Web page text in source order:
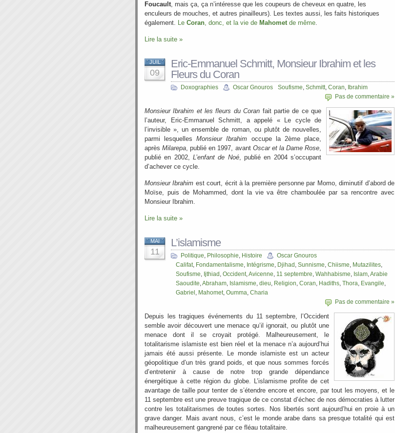
Foucault, mais ça, ça n’intéresse que les coupeurs de cheveux en quatre, les
enculeurs de mouches, et autres pinailleurs). Les textes aussi, les faits historiques
également. Le Coran, donc, et la vie de Mahometde même.
Lire la suite »
JUIL
09
Eric-Emmanuel Schmitt, Monsieur Ibrahim et les
Fleurs du Coran
Doxographies Oscar Gnouros Soufisme, Schmitt, Coran, Ibrahim
Pas de commentaire »
Monsieur Ibrahim et les fleurs du Coran fait partie de ce que
l’auteur, Eric-Emmanuel Schmitt, a appelé « Le cycle de
l’invisible », un ensemble de roman, ou plutôt de nouvelles,
parmi lesquellesMonsieur Ibrahim occupe la 2ème place,
aprèsMilarepa, publié en 1997, avant Oscar et la Dame Rose,
publié en 2002, L’enfant de Noé, publié en 2004 s’occupant
d’achever ce cycle.
Monsieur Ibrahim est court, écrit à la première personne par Momo, diminutif d’abord de
Moïse, puis de Mohammed, dont la vie va être chamboulée par sa rencontre avec
Monsieur Ibrahim.
Lire la suite »
MAI
11
L’islamisme
Politique, Philosophie, Histoire
Oscar Gnouros
Califat, Fondamentalisme, Intégrisme, Djihad , Sunnisme, Chiisme, Mutazilites,
Soufisme, Ijthiad , Occident,Avicenne, 11 septembre, Wahhabisme, Islam,Arabie
Saoudite,Abraham, Islamisme, dieu, Religion, Coran, Hadiths, Thora, Evangile,
Gabriel , Mahomet, Oumma, Charia
Pas de commentaire »
Depuis les tragiques événements du 11 septembre, l’Occident
semble avoir découvert une menace qu’il ignorait, ou plutôt une
menace dont il se croyait protégé. Malheureusement, le
totalitarisme islamiste est bien réel et la menace n’a aujourd’hui
jamais été aussi présente. Le monde islamiste est un acteur
géopolitique d’un très grand poids, et que nous sommes forcés
d’entretenir à cause de notre trop grande dépendance
énergétique à cette région du globe. L’islamisme profite de cet
avantage de taille pour tenter de s’étendre encore et encore, par tout les moyens, et le
11 septembre est une preuve tragique de ce constat d’échec de nos démocraties à lutter
contre les totalitarismes de toutes sortes. Nos libertés sont aujourd’hui en proie à un
grave danger. Mais avant nous, c’est le monde arabe dans sa presque totalité qui est
malheureusement gangrené par ce fléau totalitaire.